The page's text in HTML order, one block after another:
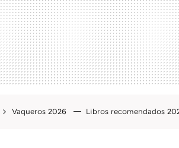
Vaqueros 2026 Libros recomendados